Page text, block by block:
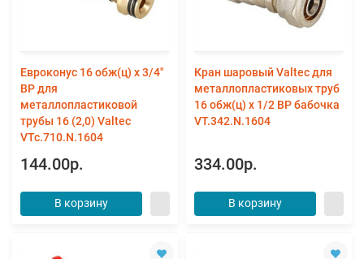
Евроконус 16 обж(ц) х 3/4"
ВР для
металлопластиковой
трубы 16 (2,0) Valtec
VTc.710.N.1604
144.00р.
В корзину
Кран шаровый Valtec для
металлопластиковых труб
16 обж(ц) х 1/2 ВР бабочка
VT.342.N.1604
334.00р.
В корзину